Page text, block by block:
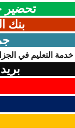
تحضير
بنك
التعليم في